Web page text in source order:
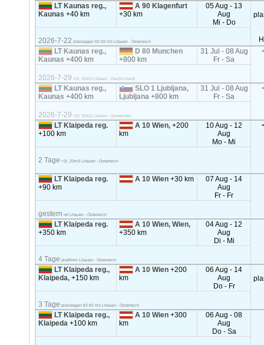
LT Kaunas reg.,
Kaunas+40 km
A 90 Klagenfurt
+30 km
05 Aug - 13
Aug
Mi - Do
2026-7-22 planwagen 82-92 m3 Litauen - Österreich
LT Kaunas reg.,
Kaunas+400 km
D 80 Munchen
+800 km
31 Jul - 08 Aug
Fr - Sa
2026-7-29 <2t, 20m3 Litauen - Deutschland
LT Kaunas reg.,
Kaunas+400 km
SLO 1 Ljubljana,
Ljubljana+800 km
31 Jul - 08 Aug
Fr - Sa
2026-7-29 <2t, 20m3 Litauen - Slowenien
LT Klaipeda reg.
+100 km
A 10 Wien,+200
km
10 Aug - 12
Aug
Mo - Mi
2 Tage <2t, 20m3 Litauen - Österreich
LT Klaipeda reg.
+90 km
A 10 Wien+30 km
07 Aug - 14
Aug
Fr - Fr
gestern ref Litauen - Österreich
LT Klaipeda reg.
+350 km
A 10 Wien, Wien,
+350 km
04 Aug - 12
Aug
Di - Mi
4 Tage plattform Litauen - Österreich
LT Klaipeda reg.,
Klaipeda,+150 km
A 10 Wien+200
km
06 Aug - 14
Aug
Do - Fr
3 Tage planwagen 82-92 m3 Litauen - Österreich
LT Klaipeda reg.,
Klaipeda+100 km
A 10 Wien+300
km
06 Aug - 08
Aug
Do - Sa